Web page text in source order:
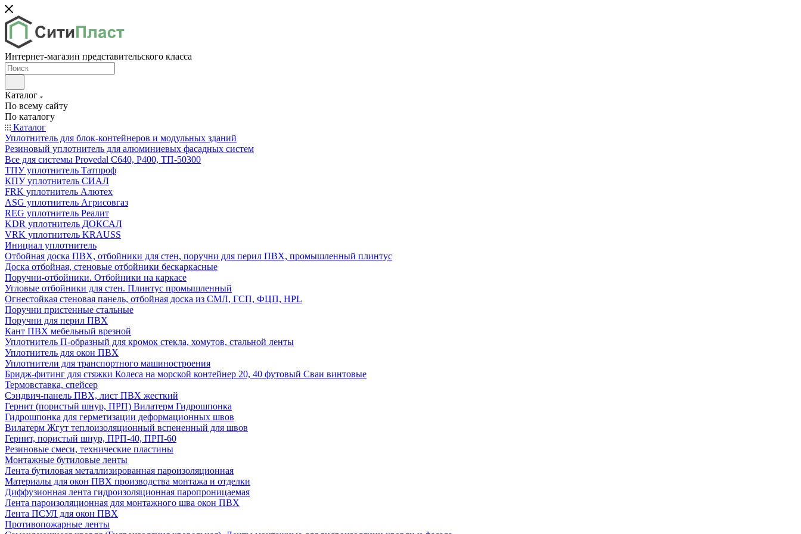
Интернет-магазин представительского класса
Каталог
По всему сайту
По каталогу
Каталог
Уплотнитель для блок-контейнеров и модульных зданий
Резиновый уплотнитель для алюминиевых фасадных систем
Все для системы Provedal С640, Р400, ТП-50300
ТПУ уплотнитель Татпроф
КПУ уплотнитель СИАЛ
FRK уплотнитель Алютех
ASG уплотнитель Агрисовгаз
REG уплотнитель Реалит
KDR уплотнитель ДОКСАЛ
VRK уплотнитель KRAUSS
Инициал уплотнитель
Отбойная доска ПВХ, отбойники для стен, поручни для перил ПВХ, промышленный плинтус
Доска отбойная, стеновые отбойники бескаркасные
Поручни-отбойники. Отбойники на каркасе
Угловые отбойники для стен. Плинтус промышленный
Огнестойкая стеновая панель, отбойная доска из СМЛ, ГСП, ФЦП, HPL
Поручни пристенные стальные
Поручни для перил ПВХ
Кант ПВХ мебельный врезной
Уплотнитель П-образный для кромок стекла, хомутов, стальной ленты
Уплотнитель для окон ПВХ
Уплотнители для транспортного машиностроения
Бридж-фитинг для стяжки Колеса на морской контейнер 20, 40 футовый Сваи винтовые
Термовставка, спейсер
Сэндвич-панель ПВХ, лист ПВХ жесткий
Гернит (пористый шнур, ПРП) Вилатерм Гидрошпонка
Гидрошпонка для герметизации деформационных швов
Вилатерм Жгут теплоизоляционный вспененный для швов
Гернит, пористый шнур, ПРП-40, ПРП-60
Резиновые смеси, технические пластины
Монтажные бутиловые ленты
Лента бутиловая металлизированная пароизоляционная
Материалы для окон ПВХ производства монтажа и отделки
Диффузионная лента гидроизоляционная паропроницаемая
Лента пароизоляционная для монтажного шва окон ПВХ
Лента ПСУЛ для окон ПВХ
Противопожарные ленты